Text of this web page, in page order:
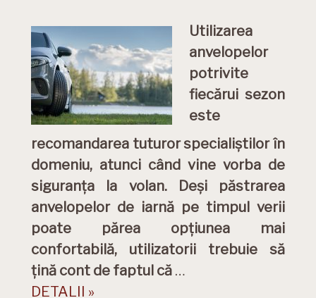
Utilizarea
anvelopelor
potrivite
fiecărui sezon
este
recomandarea tuturor specialiștilor în
domeniu, atunci când vine vorba de
siguranța la volan. Deși păstrarea
anvelopelor de iarnă pe timpul verii
poate părea opțiunea mai
confortabilă, utilizatorii trebuie să
țină cont de faptul că …
DETALII »